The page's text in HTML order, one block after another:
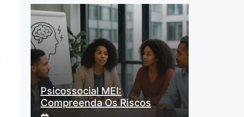
Psicossocial MEI:
Compreenda Os Riscos